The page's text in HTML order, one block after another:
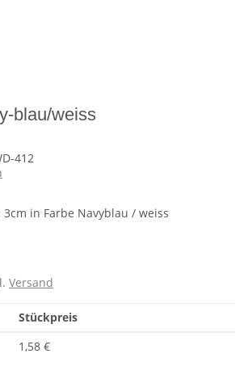
blau/weiss
412
in Farbe Navyblau / weiss
Versand
Stückpreis
1,58 €